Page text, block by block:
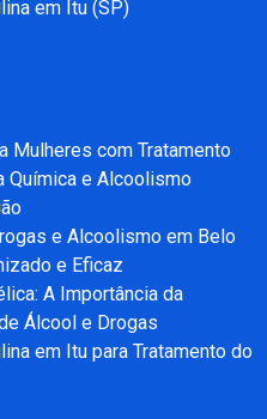
em Itu (SP)
Mulheres com Tratamento
Química e Alcoolismo
e Alcoolismo em Belo
e Eficaz
A Importância da
Álcool e Drogas
em Itu para Tratamento do